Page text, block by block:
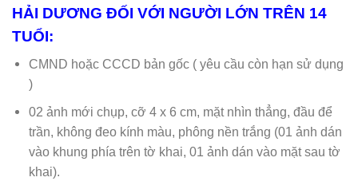
HẢI DƯƠNG ĐỐI VỚI NGƯỜI LỚN TRÊN 14
TUỔI:
CMND hoặc CCCD bản gốc ( yêu cầu còn hạn sử dụng
)
02 ảnh mới chụp, cỡ 4 x 6 cm, mặt nhìn thẳng, đầu để
trần, không đeo kính màu, phông nền trắng (01 ảnh dán
vào khung phía trên tờ khai, 01 ảnh dán vào mặt sau tờ
khai).